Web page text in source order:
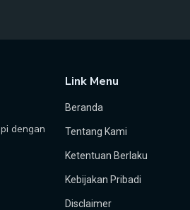
dengan
Link Menu
Beranda
Tentang Kami
Ketentuan Berlaku
Kebijakan Pribadi
Disclaimer